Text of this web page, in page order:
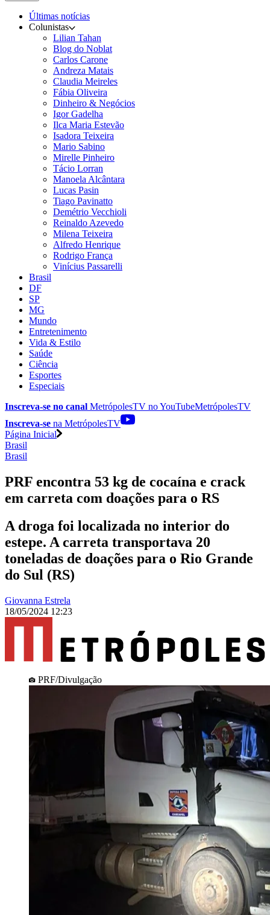
Últimas notícias
Colunistas
Lilian Tahan
Blog do Noblat
Carlos Carone
Andreza Matais
Claudia Meireles
Fábia Oliveira
Dinheiro & Negócios
Igor Gadelha
Ilca Maria Estevão
Isadora Teixeira
Mario Sabino
Mirelle Pinheiro
Tácio Lorran
Manoela Alcântara
Lucas Pasin
Tiago Pavinatto
Demétrio Vecchioli
Reinaldo Azevedo
Milena Teixeira
Alfredo Henrique
Rodrigo França
Vinícius Passarelli
Brasil
DF
SP
MG
Mundo
Entretenimento
Vida & Estilo
Saúde
Ciência
Esportes
Especiais
Inscreva-se no canal MetrópolesTV noYouTubeMetrópolesTV
Inscreva-se na MetrópolesTV
Página Inicial
Brasil
Brasil
PRF encontra 53 kg de cocaína e crack
em carreta com doações para o RS
A droga foi localizada no interior do
estepe. A carreta transportava 20
toneladas de doações para o Rio Grande
do Sul (RS)
Giovanna Estrela
18/05/2024 12:23
PRF/Divulgação